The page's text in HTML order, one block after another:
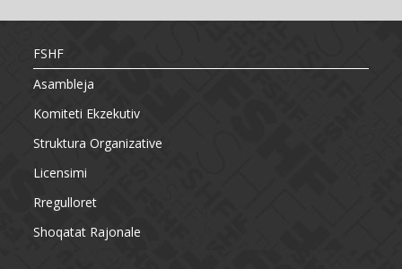
FSHF
Asambleja
Komiteti Ekzekutiv
Struktura Organizative
Licensimi
Rregulloret
Shoqatat Rajonale